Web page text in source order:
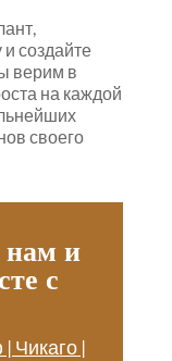
и создайте
верим в
на каждой
своего
нам и
с
Чикаго |